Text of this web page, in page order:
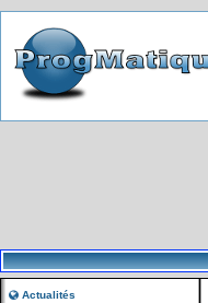
Actualités